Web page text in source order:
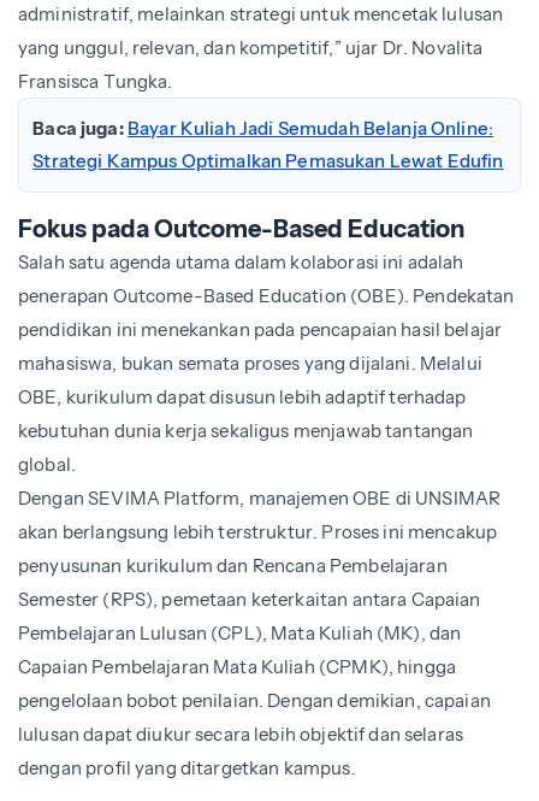
administratif, melainkan strategi untuk mencetak lulusan
yang unggul, relevan, dan kompetitif,” ujar Dr. Novalita
Fransisca Tungka.
Baca juga: Bayar Kuliah Jadi Semudah Belanja Online:
Strategi Kampus Optimalkan Pemasukan Lewat Edufin
Fokus pada Outcome-Based Education
Salah satu agenda utama dalam kolaborasi ini adalah
penerapan Outcome-Based Education (OBE). Pendekatan
pendidikan ini menekankan pada pencapaian hasil belajar
mahasiswa, bukan semata proses yang dijalani. Melalui
OBE, kurikulum dapat disusun lebih adaptif terhadap
kebutuhan dunia kerja sekaligus menjawab tantangan
global.
Dengan SEVIMA Platform, manajemen OBE di UNSIMAR
akan berlangsung lebih terstruktur. Proses ini mencakup
penyusunan kurikulum dan Rencana Pembelajaran
Semester (RPS), pemetaan keterkaitan antara Capaian
Pembelajaran Lulusan (CPL), Mata Kuliah (MK), dan
Capaian Pembelajaran Mata Kuliah (CPMK), hingga
pengelolaan bobot penilaian. Dengan demikian, capaian
lulusan dapat diukur secara lebih objektif dan selaras
dengan profil yang ditargetkan kampus.